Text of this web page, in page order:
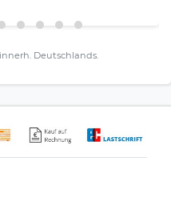
Deutschlands.